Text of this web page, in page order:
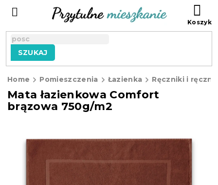
SZUKAJ
Home Pomieszczenia Łazienka Ręczniki i
Mata łazienkowa Comfort
brązowa 750g/m2